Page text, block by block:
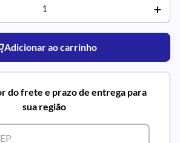
Adicionar ao carrinho
do frete e prazo de entrega para
sua região